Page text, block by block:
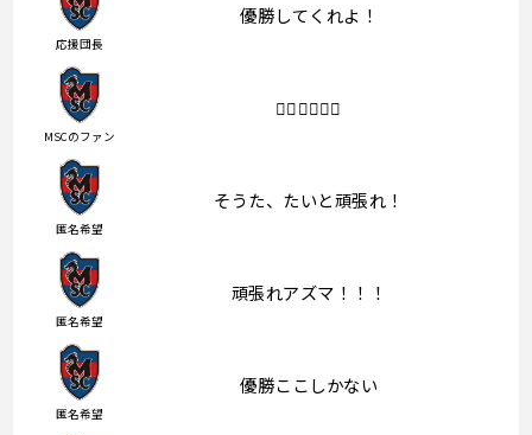
応援団長
優勝してくれよ！
MSCのファン
❤️‍🔥❤️‍🔥❤️‍🔥
匿名希望
そうた、たいと頑張れ！
匿名希望
頑張れアズマ！！！
匿名希望
優勝ここしかない